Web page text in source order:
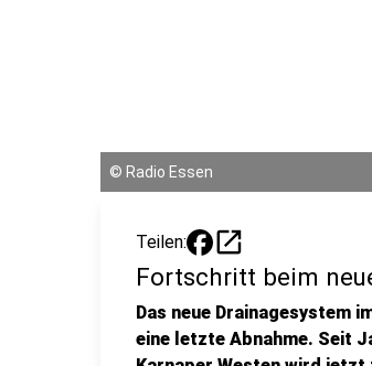
© Radio Essen
Teilen: open_in_new
Fortschritt beim
Das neue Drainagesystem
eine letzte Abnahme. Seit